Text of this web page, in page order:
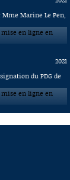
Mme Marine Le Pen,
mise en ligne en
2021
du PDG de
mise en ligne en